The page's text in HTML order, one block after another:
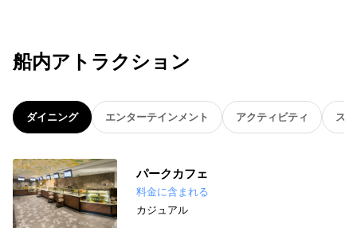
船内アトラクション
ダイニング エンターテインメント アクティビティ ス
パークカフェ
料金に含まれる
カジュアル